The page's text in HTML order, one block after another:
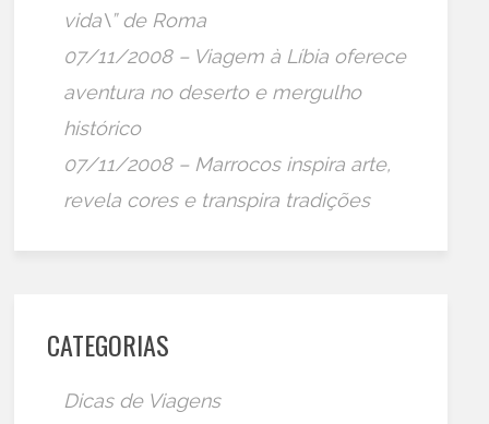
vida\” de Roma
07/11/2008 – Viagem à Líbia oferece
aventura no deserto e mergulho
histórico
07/11/2008 – Marrocos inspira arte,
revela cores e transpira tradições
CATEGORIAS
Dicas de Viagens